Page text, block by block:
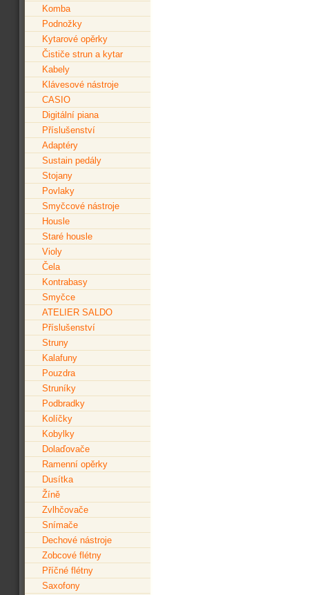
Komba
Podnožky
Kytarové opěrky
Čističe strun a kytar
Kabely
Klávesové nástroje
CASIO
Digitální piana
Příslušenství
Adaptéry
Sustain pedály
Stojany
Povlaky
Smyčcové nástroje
Housle
Staré housle
Violy
Čela
Kontrabasy
Smyčce
ATELIER SALDO
Příslušenství
Struny
Kalafuny
Pouzdra
Struníky
Podbradky
Kolíčky
Kobylky
Dolaďovače
Ramenní opěrky
Dusítka
Žíně
Zvlhčovače
Snímače
Dechové nástroje
Zobcové flétny
Příčné flétny
Saxofony